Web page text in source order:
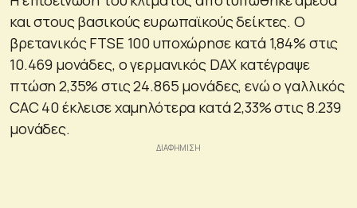
και στους βασικούς ευρωπαϊκούς δείκτες. Ο
βρετανικός FTSE 100 υποχώρησε κατά 1,84% στις
10.469 μονάδες, ο γερμανικός DAX κατέγραψε
πτώση 2,35% στις 24.865 μονάδες, ενώ ο γαλλικός
CAC 40 έκλεισε χαμηλότερα κατά 2,33% στις 8.239
μονάδες.